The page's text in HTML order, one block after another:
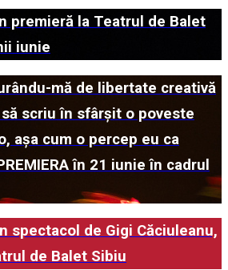
premieră la Teatrul de Balet
iunie
mă de libertate creativă
scriu în sfârșit o poveste
așa cum o percep eu ca
în 21 iunie în cadrul
spectacol de Gigi Căciuleanu,
de Balet Sibiu